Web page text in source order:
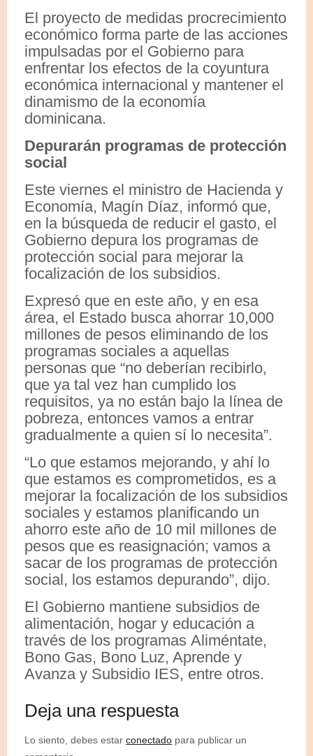
El proyecto de medidas procrecimiento
económico forma parte de las acciones
impulsadas por el Gobierno para
enfrentar los efectos de la coyuntura
económica internacional y mantener el
dinamismo de la economía
dominicana.
Depurarán programas de protección
social
Este viernes el ministro de Hacienda y
Economía, Magín Díaz, informó que,
en la búsqueda de reducir el gasto, el
Gobierno depura los programas de
protección social para mejorar la
focalización de los subsidios.
Expresó que en este año, y en esa
área, el Estado busca ahorrar 10,000
millones de pesos eliminando de los
programas sociales a aquellas
personas que “no deberían recibirlo,
que ya tal vez han cumplido los
requisitos, ya no están bajo la línea de
pobreza, entonces vamos a entrar
gradualmente a quien sí lo necesita”.
“Lo que estamos mejorando, y ahí lo
que estamos es comprometidos, es a
mejorar la focalización de los subsidios
sociales y estamos planificando un
ahorro este año de 10 mil millones de
pesos que es reasignación; vamos a
sacar de los programas de protección
social, los estamos depurando”, dijo.
El Gobierno mantiene subsidios de
alimentación, hogar y educación a
través de los programas Aliméntate,
Bono Gas, Bono Luz, Aprende y
Avanza y Subsidio IES, entre otros.
Deja una respuesta
Lo siento, debes estar conectado para publicar un